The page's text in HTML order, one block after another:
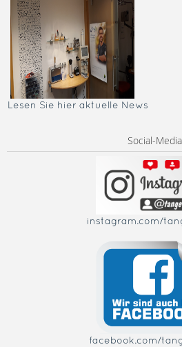
Lesen Sie hier aktuelle News
Social-Media
instagram.com/
facebook.com/